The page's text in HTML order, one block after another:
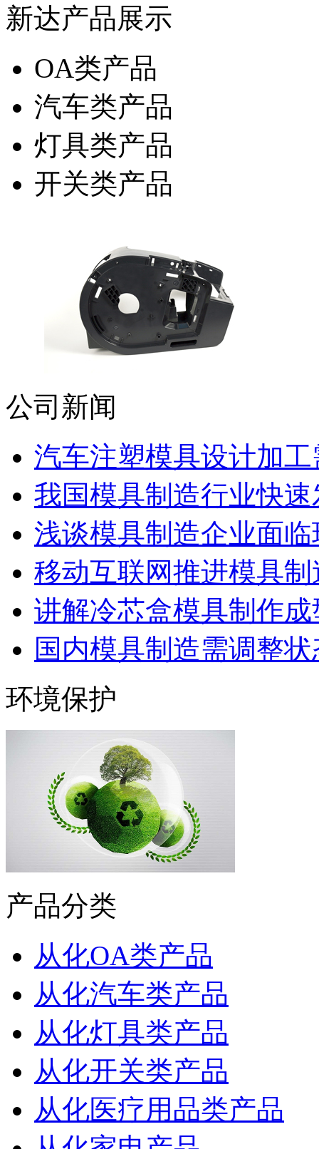
新达产品展示
OA类产品
汽车类产品
灯具类产品
开关类产品
公司新闻
汽车注塑模具设计加
我国模具制造行业快
浅谈模具制造企业面
移动互联网推进模具
讲解冷芯盒模具制作
国内模具制造需调整
环境保护
产品分类
从化OA类产品
从化汽车类产品
从化灯具类产品
从化开关类产品
从化医疗用品类产品